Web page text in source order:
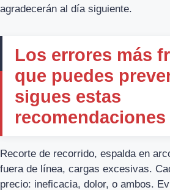
agradecerán al día siguiente.
Los errores más
que puedes
sigues estas
recomendaciones
Recorte de recorrido, espalda en
fuera de línea, cargas excesivas.
precio: ineficacia, dolor, o ambos.